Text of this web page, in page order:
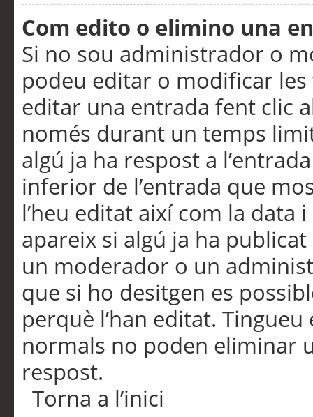
Com edito o elimino una
Si no sou administrador o
podeu editar o modificar
editar una entrada fent clic
només durant un temps
algú ja ha respost a
inferior de l’entrada que
l’heu editat així com la data
apareix si algú ja ha
un moderador o un
que si ho desitgen es
perquè l’han editat.
normals no poden eliminar
respost.
Torna a l’inici